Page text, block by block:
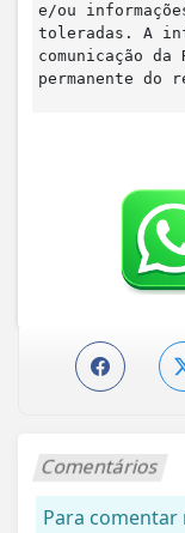
e/ou
toleradas. A
comunicação da
permanente do
Comentários
Para comentar